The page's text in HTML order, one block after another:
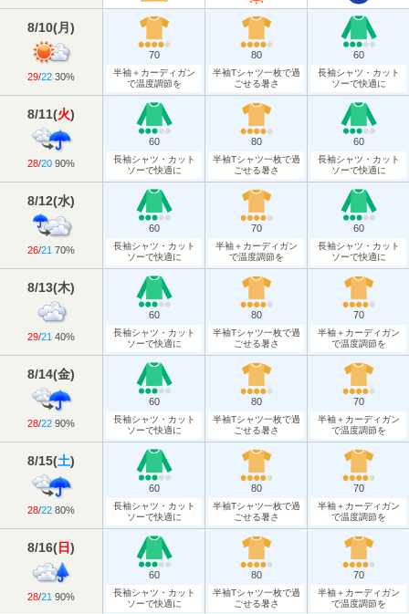
8/10(月 )
29/22 30%
70
半袖＋カーディガン
で温度調節を
80
半袖Tシャツ一枚で過
ごせる暑さ
60
長袖シャツ・カット
ソーで快適に
8/11(火)
28/20 90%
60
長袖シャツ・カット
ソーで快適に
80
半袖Tシャツ一枚で過
ごせる暑さ
60
長袖シャツ・カット
ソーで快適に
8/12(水)
26/21 70%
60
長袖シャツ・カット
ソーで快適に
70
半袖＋カーディガン
で温度調節を
60
長袖シャツ・カット
ソーで快適に
8/13(木)
29/21 40%
60
長袖シャツ・カット
ソーで快適に
80
半袖Tシャツ一枚で過
ごせる暑さ
70
半袖＋カーディガン
で温度調節を
8/14(金)
28/22 90%
60
長袖シャツ・カット
ソーで快適に
80
半袖Tシャツ一枚で過
ごせる暑さ
70
半袖＋カーディガン
で温度調節を
8/15(土)
28/22 80%
60
長袖シャツ・カット
ソーで快適に
80
半袖Tシャツ一枚で過
ごせる暑さ
70
半袖＋カーディガン
で温度調節を
8/16(日)
28/21 90%
60
長袖シャツ・カット
ソーで快適に
80
半袖Tシャツ一枚で過
ごせる暑さ
70
半袖＋カーディガン
で温度調節を